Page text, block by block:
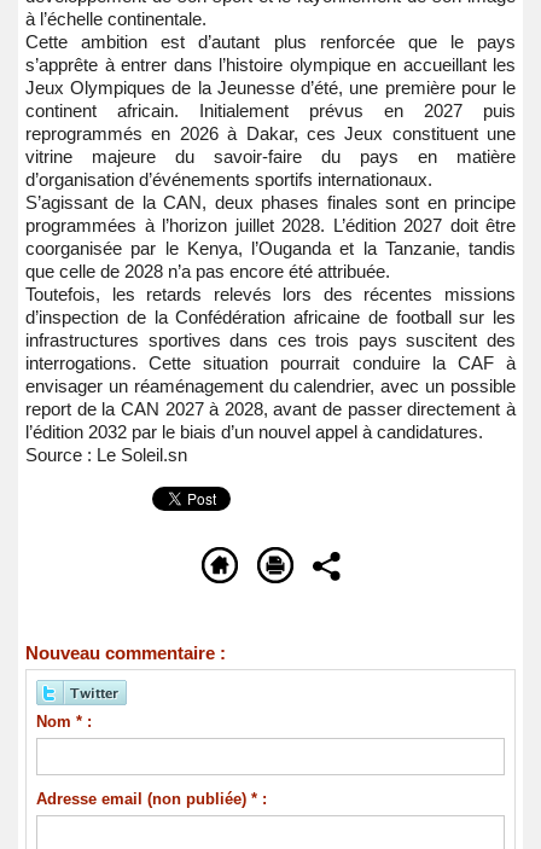
à l’échelle continentale.
Cette ambition est d’autant plus renforcée que le pays
s’apprête à entrer dans l’histoire olympique en accueillant les
Jeux Olympiques de la Jeunesse d’été, une première pour le
continent africain. Initialement prévus en 2027 puis
reprogrammés en 2026 à Dakar, ces Jeux constituent une
vitrine majeure du savoir-faire du pays en matière
d’organisation d’événements sportifs internationaux.
S’agissant de la CAN, deux phases finales sont en principe
programmées à l’horizon juillet 2028. L’édition 2027 doit être
coorganisée par le Kenya, l’Ouganda et la Tanzanie, tandis
que celle de 2028 n’a pas encore été attribuée.
Toutefois, les retards relevés lors des récentes missions
d’inspection de la Confédération africaine de football sur les
infrastructures sportives dans ces trois pays suscitent des
interrogations. Cette situation pourrait conduire la CAF à
envisager un réaménagement du calendrier, avec un possible
report de la CAN 2027 à 2028, avant de passer directement à
l’édition 2032 par le biais d’un nouvel appel à candidatures.
Source : Le Soleil.sn
Nouveau commentaire :
Nom * :
Adresse email (non publiée) * :